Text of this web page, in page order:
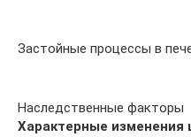
Застойные процессы в
Наследственные факторы
Характерные